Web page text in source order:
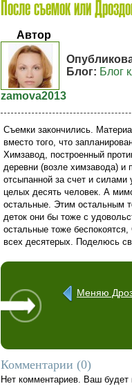
После съемок или
Автор
zamova2013
Блог: Блог
Съемки закончились.
вместо того, что
Химзавод, построенный
деревни (возле химзавода) и
отсыпанной за счет и
целых десять человек. А
остальные. Этим остальным
деток они бы тоже с
остальные тоже
всех десятерых. Поделюсь
Меняю
Комментарии (0)
Нет комментариев. Ваш будет